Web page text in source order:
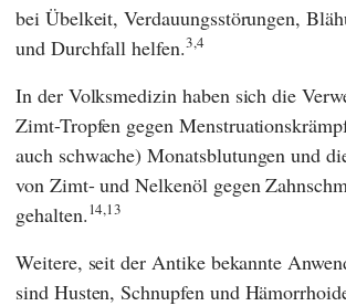
bei Übelkeit, Verdauungsstörungen,
und Durchfall helfen.3,4
In der Volksmedizin haben sich die
Zimt-Tropfen gegen
auch schwache) Monatsblutungen und
von Zimt- und Nelkenöl gegen
gehalten.14,13
Weitere, seit der Antike bekannte
sind Husten, Schnupfen und